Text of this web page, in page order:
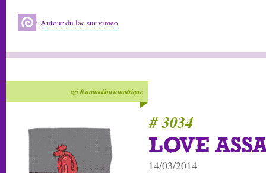
Autour du lac sur vimeo
cgi & animation numérique
# 3034
LOVE
14/03/2014